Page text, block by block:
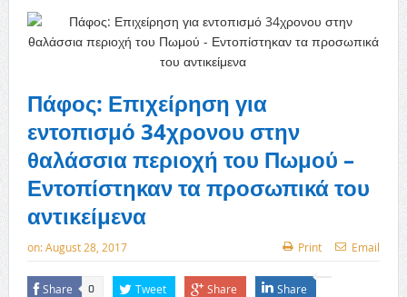
Πάφος: Επιχείρηση για
εντοπισμό 34χρονου στην
θαλάσσια περιοχή του Πωμού –
Εντοπίστηκαν τα προσωπικά του
αντικείμενα
on:August 28, 2017 Print Email
Share 0 Tweet Share Share